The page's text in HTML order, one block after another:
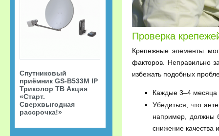
Проверка
Крепежные элементы
факторов. Неправильно
избежать подобных
Каждые 3–4 месяца
Убедиться, что
например, должны
снижение качества
Спутниковый
приёмник GS-B533M IP
Триколор ТВ Акция
«Старт.
Сверхвыгодная
рассрочка!»